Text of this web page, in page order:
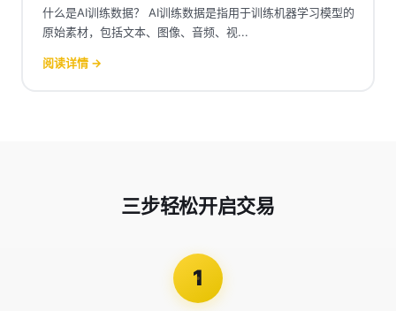
支撑算法发挥潜力的基石。对于关注前沿科技的投
资者与开发者而言，理解AI训练数据的价值、来源
与挑战，正变得前所未有的重要。
什么是AI训练数据？ AI训练数据是指用于训练机器学习模型的
原始素材，包括文本、图像、音频、视...
阅读详情 →
三步轻松开启交易
1